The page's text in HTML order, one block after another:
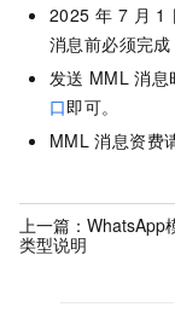
2025 年 7 月 1
消息前必须完成
发送 MML 消息
口即可。
MML 消息资费
上一篇： WhatsApp
类型说明